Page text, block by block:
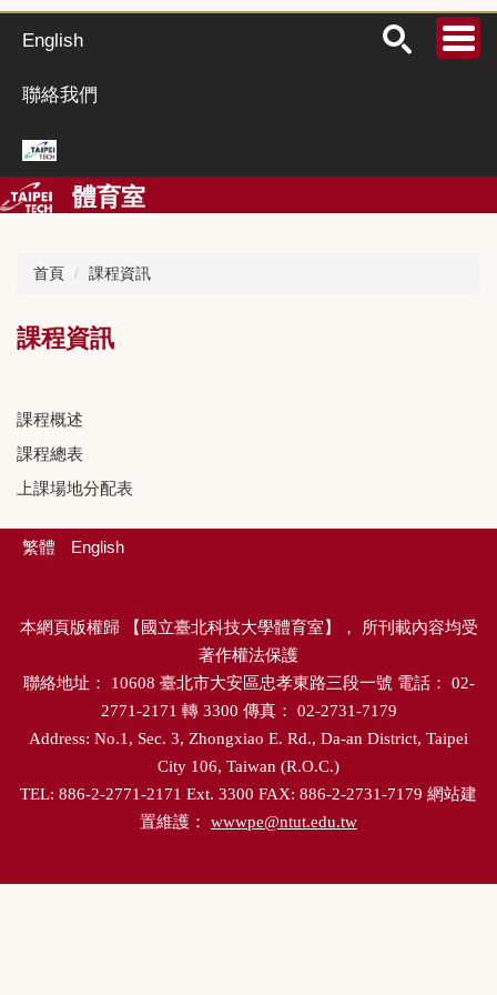
跳
到
要
區
English
聯絡我們
體育室
首頁 課程資訊
課程資訊
課程概述
課程總表
上課場地分配表
繁體 English
本網頁版權歸【 國立臺北科技大學體育室 】，
所刊載內容均受
著作權法保護
聯絡地址：
10608 臺北市大安區忠孝東路三段一號 電話：
02-
2771-2171 轉3300 傳真：
02-2731-7179
Address: No.1, Sec. 3, Zhongxiao E. Rd., Da-an District, Taipei
City 106, Taiwan (R.O.C.)
TEL: 886-2-2771-2171 Ext. 3300 FAX: 886-2-2731-7179 網站建
置維護：
wwwpe@ntut.edu.tw